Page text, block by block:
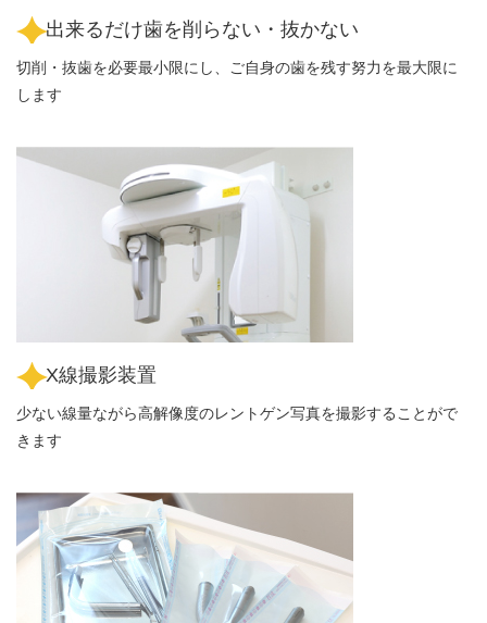
出来るだけ歯を削らない・抜かない
切削・抜歯を必要最小限にし、ご自身の歯を残す努力を最大限に
します
X線撮影装置
少ない線量ながら高解像度のレントゲン写真を撮影することがで
きます